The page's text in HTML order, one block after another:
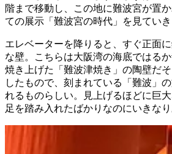
階まで移動し、この地に難波宮が置
ての展示「難波宮の時代」を見ていき
エレベーターを降りると、すぐ正面
な壁。こちらは大阪湾の海底ではる
焼き上げた「難波津焼き」の陶壁だ
したもので、刻まれている「難波」
れるものらしい。見上げるほどに巨
足を踏み入れたばかりなのにいきな